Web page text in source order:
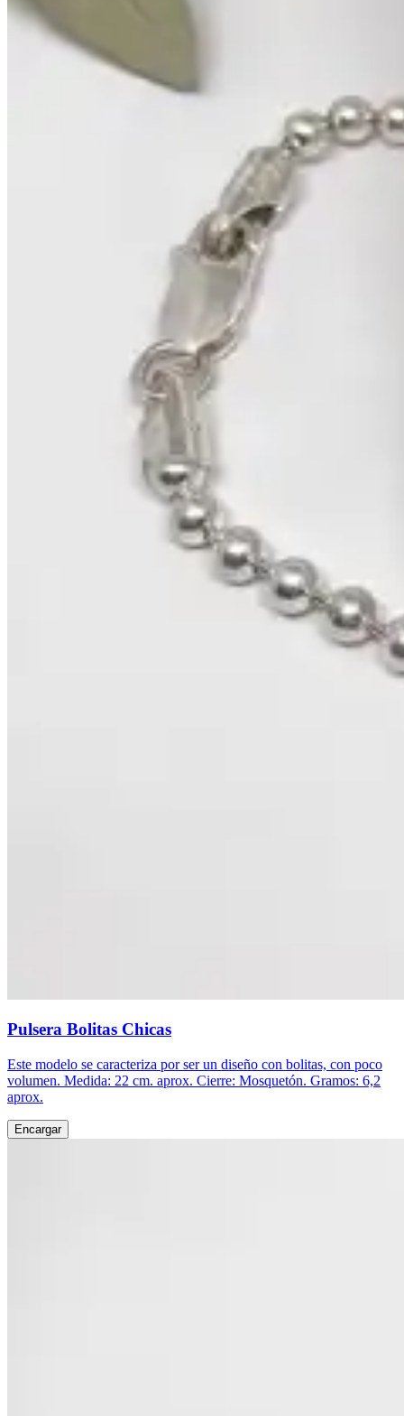
Pulsera Bolitas Chicas
Este modelo se caracteriza por ser un diseño con bolitas, con poco
volumen. Medida: 22 cm. aprox. Cierre: Mosquetón. Gramos: 6,2
aprox.
Encargar